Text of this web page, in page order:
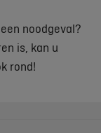
noodgeval?
is, kan u
rond!